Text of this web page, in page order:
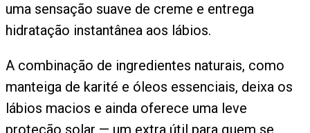
uma sensação suave de creme e entrega
hidratação instantânea aos lábios.
A combinação de ingredientes naturais, como
manteiga de karité e óleos essenciais, deixa os
lábios macios e ainda oferece uma leve
proteção solar — um extra útil para quem se